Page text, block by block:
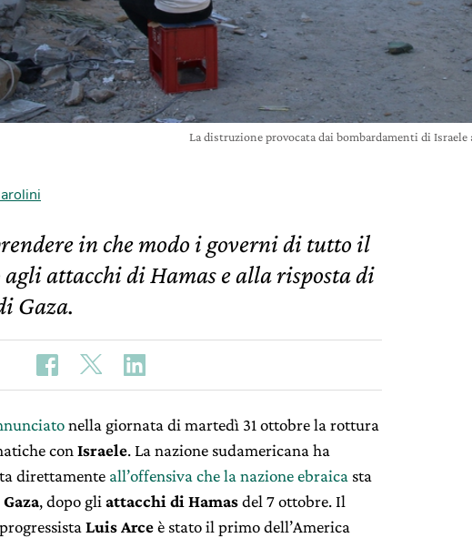
La distruzione provocata dai bombardamenti di Israele
in che modo i governi di tutto il
attacchi di Hamas e alla risposta di
Gaza.
nella giornata di martedì 31 ottobre la rottura
con Israele. La nazione sudamericana ha
direttamente all’offensiva che la nazione ebraica sta
, dopo gli attacchi di Hamasdel 7 ottobre. Il
Luis Arceè stato il primo dell’America